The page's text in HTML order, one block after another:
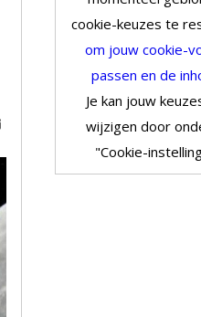
cookie-keuzes te
om jouw cookie-
passen en de
Je kan jouw
wijzigen door
"Cookie-